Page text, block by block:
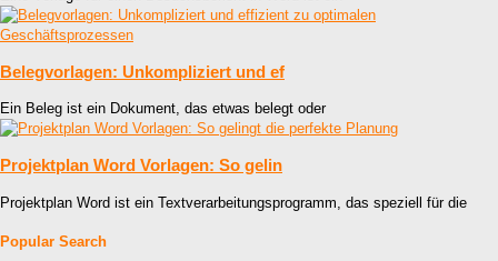
Belegvorlagen: Unkompliziert und ef
Ein Beleg ist ein Dokument, das etwas belegt oder
Projektplan Word Vorlagen: So gelin
Projektplan Word ist ein Textverarbeitungsprogramm, das speziell für die
Popular Search